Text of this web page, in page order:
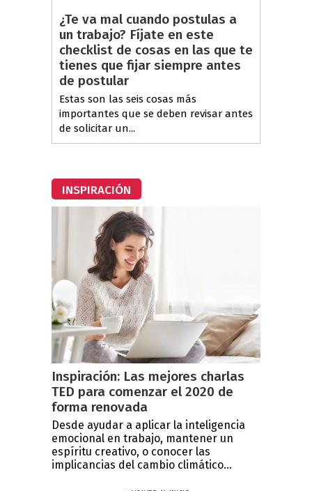
¿Te va mal cuando postulas a
un trabajo? Fíjate en este
checklist de cosas en las que te
tienes que fijar siempre antes
de postular
Estas son las seis cosas más
importantes que se deben revisar antes
de solicitar un...
INSPIRACIÓN
Inspiración: Las mejores charlas
TED para comenzar el 2020 de
forma renovada
Desde ayudar a aplicar la inteligencia
emocional en trabajo, mantener un
espíritu creativo, o conocer las
implicancias del cambio climático...